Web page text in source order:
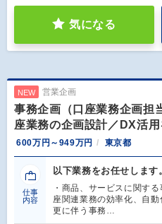
気になる
NEW 営業企画
事務企画（口座業務企画担
座業務の企画設計／DX活用
600万円～949万円 東京都
仕事
内容
以下業務をお任せします
・商品、サービスに関す
座関連業務の効率化、自
更に伴う事務…